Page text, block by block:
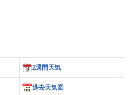
2週間天気
過去天気図